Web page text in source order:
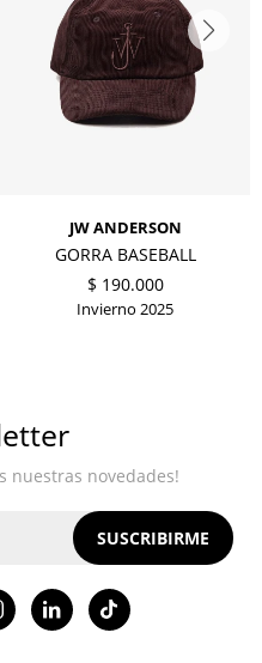
JW ANDERSON
GORRA BASEBALL
$ 190.000
Invierno 2025
nuestras novedades!
SUSCRIBIRME
